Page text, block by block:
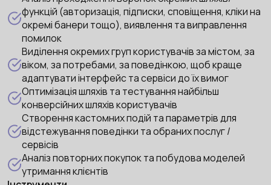
функцій (авторизація, підписки, сповіщення, кліки на
окремі банери тощо), виявлення та виправлення
помилок
Виділення окремих груп користувачів за містом, за
віком, за потребами, за поведінкою, щоб краще
адаптувати інтерфейс та сервіси до їх вимог
Оптимізація шляхів та тестування найбільш
конверсійних шляхів користувачів
Створення кастомних подій та параметрів для
відстежування поведінки та обраних послуг /
сервісів
Аналіз повторних покупок та побудова моделей
утримання клієнтів